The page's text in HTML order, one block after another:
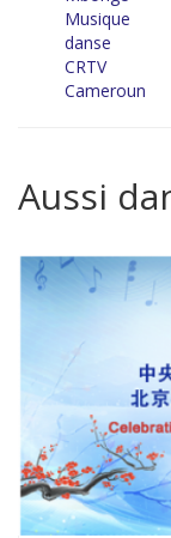
Musique
danse
CRTV
Cameroun
Aussi